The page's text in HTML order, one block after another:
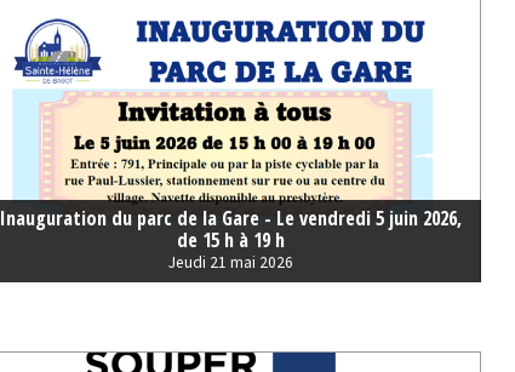
Inauguration du parc de la Gare - Le vendredi 5 juin 2026,
de 15 h à 19 h
Jeudi 21 mai 2026